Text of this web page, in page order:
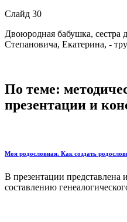
Слайд 30
Двоюродная бабушка, сестра
Степановича, Екатерина, -
По теме:
презентации и
Моя родословная. Как создать
В презентации представлена
составлению